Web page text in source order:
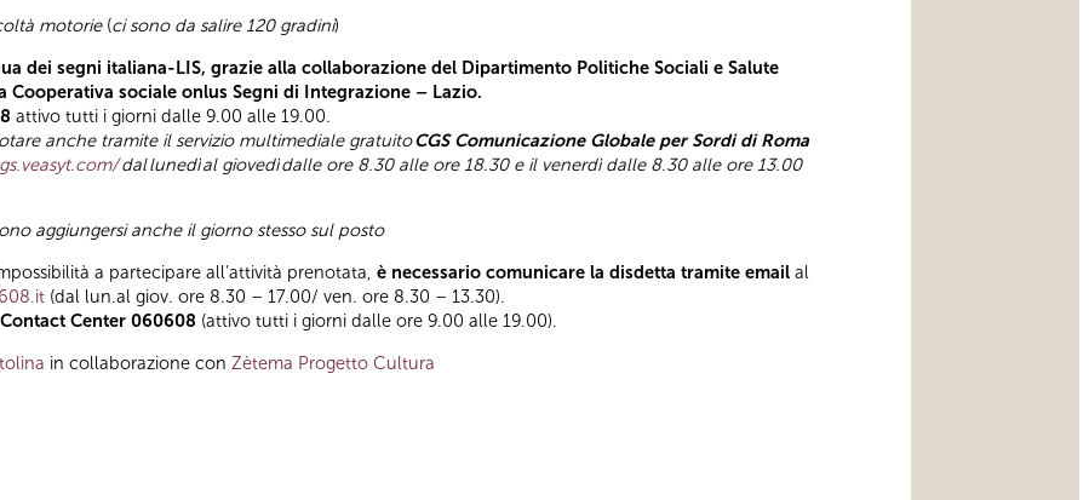
motorie(ci sono da salire 120 gradini)
dei segni italiana-LIS, grazie alla collaborazione del Dipartimento Politiche Sociali e Salute
Cooperativa sociale onlus Segni di Integrazione – Lazio.
attivo tutti i giorni dalle 9.00 alle 19.00.
anche tramite il servizio multimediale gratuitoCGS Comunicazione Globale per Sordi di Roma
dallunedìal giovedìdalle ore 8.30 alle ore 18.30 e il venerdì dalle 8.30 alle ore 13.00
aggiungersi anche il giorno stesso sul posto
a partecipare all’attività prenotata, è necessario comunicare la disdetta tramite email al
(dal lun.al giov. ore 8.30 – 17.00/ ven. ore 8.30 – 13.30).
Contact Center 060608 (attivo tutti i giorni dalle ore 9.00 alle 19.00).
in collaborazione con Zètema Progetto Cultura